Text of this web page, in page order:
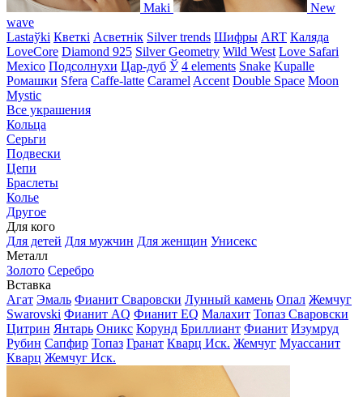
Maki
New
wave
Lastaўki Кветкі Асветнiк Silver trends Шифры ART Каляда
LoveCore Diamond 925 Silver Geometry Wild West Love Safari
Mexico Подсолнухи Цар-дуб Ў 4 elements Snake Kupalle
Ромашки Sfera Caffe-latte Caramel Accent Double Space Moon
Mystic
Все украшения
Кольца
Серьги
Подвески
Цепи
Браслеты
Колье
Другое
Для кого
Для детей Для мужчин Для женщин Унисекс
Металл
Золото Серебро
Вставка
Агат Эмаль Фианит Сваровски Лунный камень Опал Жемчуг
Swarovski Фианит AQ Фианит EQ Малахит Топаз Сваровски
Цитрин Янтарь Оникс Корунд Бриллиант Фианит Изумруд
Рубин Сапфир Топаз Гранат Кварц Иск. Жемчуг Муассанит
Кварц Жемчуг Иск.